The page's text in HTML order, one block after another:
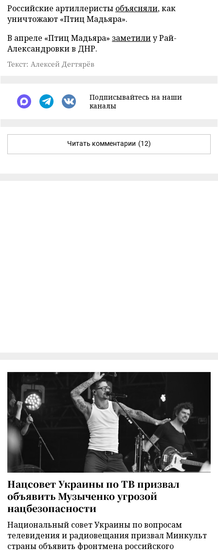
Российские артиллеристы объясняли, как
уничтожают «Птиц Мадьяра».
В апреле «Птиц Мадьяра» заметилиу Рай-
Александровки в ДНР.
Текст: Алексей Дегтярёв
Подписывайтесь на наши
каналы
Читать комментарии (12)
Нацсовет Украины по ТВ призвал
объявить Музыченко угрозой
нацбезопасности
Национальный совет Украины по вопросам
телевидения и радиовещания призвал Минкульт
страны объявить фронтмена российского